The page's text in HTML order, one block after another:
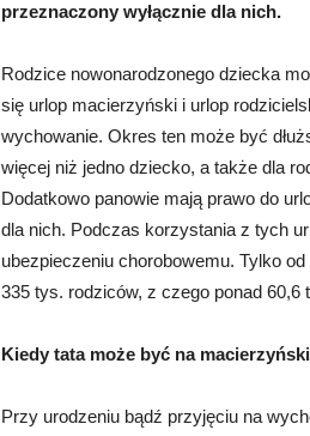
przeznaczony wyłącznie dla nich.
Rodzice nowonarodzonego dziecka
się urlop macierzyński i urlop
wychowanie. Okres ten może być
więcej niż jedno dziecko, a także dla
Dodatkowo panowie mają prawo do
dla nich. Podczas korzystania z tych
ubezpieczeniu chorobowemu. Tylko
335 tys. rodziców, z czego ponad 60,6
Kiedy tata może być na
Przy urodzeniu bądź przyjęciu na